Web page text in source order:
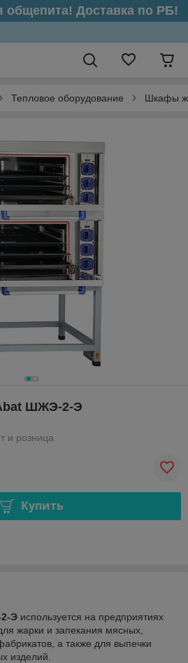
общепита! Доставка по РБ!
Тепловое оборудование Шкафы
ШЖЭ-2-Э
и розница
Купить
Э используется на предприятиях
жарки и запекания мясных,
а также для выпечки
изделий.